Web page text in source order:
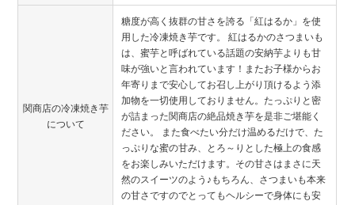
関商店の冷凍焼き芋
について
糖度が高く抜群の甘さを誇る「紅はるか」を使
用した冷凍焼き芋です。 紅はるかのさつまいも
は、蜜芋と呼ばれている話題の安納芋よりも甘
味が強いと言われています！またお子様からお
年寄りまで安心してお召し上がり頂けるよう添
加物を一切使用しておりません。たっぷりと密
が詰まった関商店の絶品焼き芋を是非ご堪能く
ださい。 また食べたい分だけ温めるだけで、た
っぷりな蜜の甘み、とろ～りとした極上の食感
をお楽しみいただけます。その甘さはまさに天
然のスイーツのよう♪もちろん、さつまいも本来
の甘さですのでとってもヘルシーで身体にも安